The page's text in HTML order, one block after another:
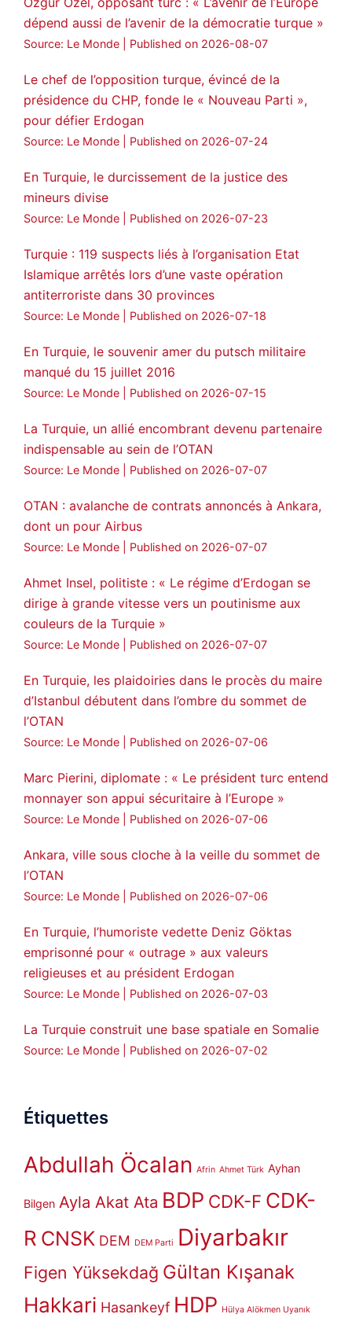
🔗https://medyanews.rs/h4lwBwQ
3 2 Twitter
Voir plus...
dépend aussi de l’avenir de la démocratie turque »
Source: Le Monde Published on 2026-08-07
Le chef de l’opposition turque, évincé de la
présidence du CHP, fonde le « Nouveau Parti »,
pour défier Erdogan
Source: Le Monde Published on 2026-07-24
En Turquie, le durcissement de la justice des
mineurs divise
Source: Le Monde Published on 2026-07-23
Turquie : 119 suspects liés à l’organisation Etat
Islamique arrêtés lors d’une vaste opération
antiterroriste dans 30 provinces
Source: Le Monde Published on 2026-07-18
En Turquie, le souvenir amer du putsch militaire
manqué du 15 juillet 2016
Source: Le Monde Published on 2026-07-15
La Turquie, un allié encombrant devenu partenaire
indispensable au sein de l’OTAN
Source: Le Monde Published on 2026-07-07
OTAN : avalanche de contrats annoncés à Ankara,
dont un pour Airbus
Source: Le Monde Published on 2026-07-07
Ahmet Insel, politiste : « Le régime d’Erdogan se
dirige à grande vitesse vers un poutinisme aux
couleurs de la Turquie »
Source: Le Monde Published on 2026-07-07
En Turquie, les plaidoiries dans le procès du maire
d’Istanbul débutent dans l’ombre du sommet de
l’OTAN
Source: Le Monde Published on 2026-07-06
Marc Pierini, diplomate : « Le président turc entend
monnayer son appui sécuritaire à l’Europe »
Source: Le Monde Published on 2026-07-06
Ankara, ville sous cloche à la veille du sommet de
l’OTAN
Source: Le Monde Published on 2026-07-06
En Turquie, l’humoriste vedette Deniz Göktas
emprisonné pour « outrage » aux valeurs
religieuses et au président Erdogan
Source: Le Monde Published on 2026-07-03
La Turquie construit une base spatiale en Somalie
Source: Le Monde Published on 2026-07-02
Étiquettes
Abdullah Öcalan Afrin Ahmet Türk Ayhan
Bilgen Ayla Akat Ata BDP CDK-F CDK-
R CNSK DEM DEM Parti Diyarbakır
Figen Yüksekdağ Gültan Kışanak
Hakkari Hasankeyf HDP Hülya Alökmen Uyanık